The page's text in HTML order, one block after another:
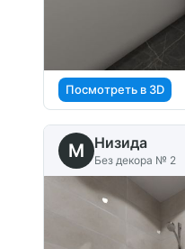
Посмотреть в 3D
M Низида
Без декора № 2